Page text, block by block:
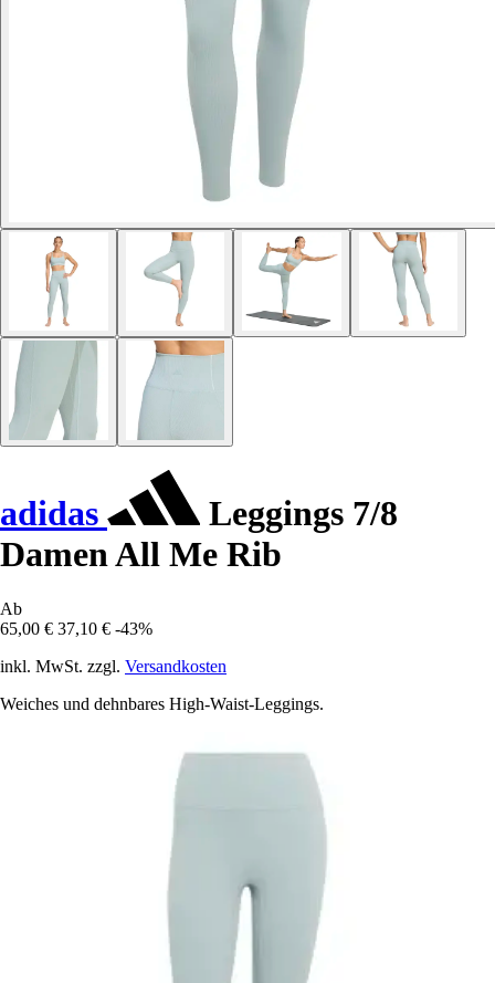
adidas
Leggings 7/8
Damen All Me Rib
Ab
65,00 € 37,10 € -43%
inkl. MwSt. zzgl. Versandkosten
Weiches und dehnbares High-Waist-Leggings.